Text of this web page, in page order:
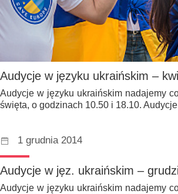
Audycje w języku ukraińskim –
Audycje w języku ukraińskim nadajemy
święta, o godzinach 10.50 i 18.10.
1 grudnia 2014
Audycje w jęz. ukraińskim –
Audycje w języku ukraińskim nadajemy